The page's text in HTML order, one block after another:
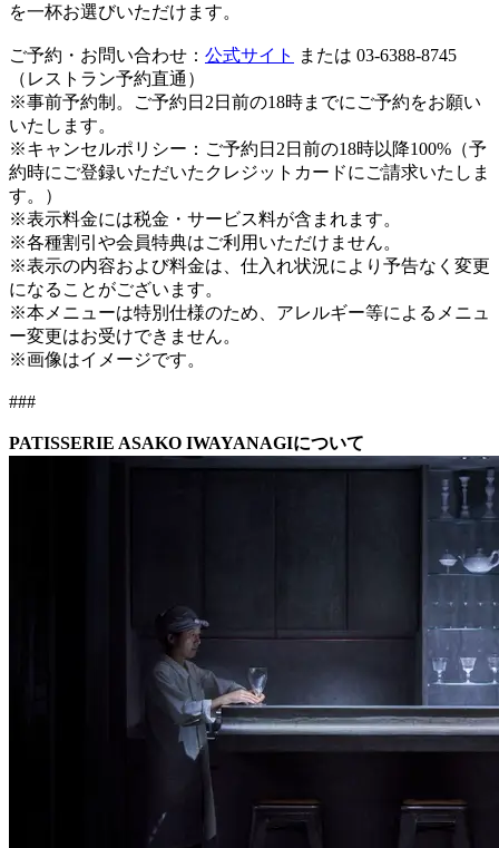
を一杯お選びいただけます。
ご予約・お問い合わせ： 公式サイト
または 03-6388-8745
（レストラン予約直通）
※事前予約制。ご予約日2日前の18時までにご予約をお願い
いたします。
※キャンセルポリシー：ご予約日2日前の18時以降100%（予
約時にご登録いただいたクレジットカードにご請求いたしま
す。）
※表示料金には税金・サービス料が含まれます。
※各種割引や会員特典はご利用いただけません。
※表示の内容および料金は、仕入れ状況により予告なく変更
になることがございます。
※本メニューは特別仕様のため、アレルギー等によるメニュ
ー変更はお受けできません。
※画像はイメージです。
###
PATISSERIE ASAKO IWAYANAGIについて